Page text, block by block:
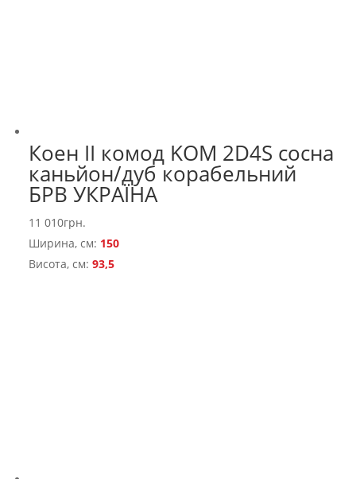
Коен II комод KOM 2D4S сосна
каньйон/дуб корабельний
БРВ УКРАЇНА
11 010грн.
Ширина, см: 150
Висота, см:93,5